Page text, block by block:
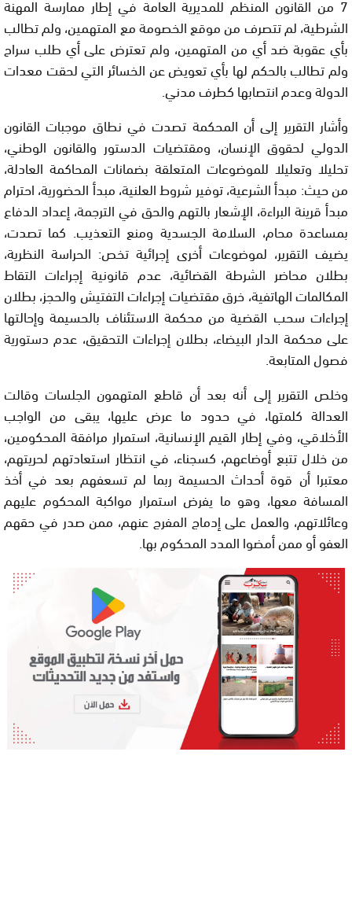
الشرطية، لم تتصرف من موقع الخصومة مع المتهمين، ولم تطالب
بأي عقوبة ضد أي من المتهمين، ولم تعترض على أي طلب سراح
ولم تطالب بالحكم لها بأي تعويض عن الخسائر التي لحقت معدات
الدولة وعدم انتصابها كطرف مدني.
وأشار التقرير إلى أن المحكمة تصدت في نطاق موجبات القانون
الدولي لحقوق الإنسان، ومقتضيات الدستور والقانون الوطني،
تحليلا وتعليلا للموضوعات المتعلقة بضمانات المحاكمة العادلة،
من حيث: مبدأ الشرعية، توفير شروط العلنية، مبدأ الحضورية، احترام
مبدأ قرينة البراءة، الإشعار بالتهم والحق في الترجمة، إعداد الدفاع
بمساعدة محام، السلامة الجسدية ومنع التعذيب. كما تصدت،
يضيف التقرير، لموضوعات أخرى إجرائية تخص: الحراسة النظرية،
بطلان محاضر الشرطة القضائية، عدم قانونية إجراءات التقاط
المكالمات الهاتفية، خرق مقتضيات إجراءات التفتيش والحجز، بطلان
إجراءات سحب القضية من محكمة الاستئناف بالحسيمة وإحالتها
على محكمة الدار البيضاء، بطلان إجراءات التحقيق، عدم دستورية
فصول المتابعة.
وخلص التقرير إلى أنه بعد أن قاطع المتهمون الجلسات وقالت
العدالة كلمتها، في حدود ما عرض عليها، يبقى من الواجب
الأخلاقي، وفي إطار القيم الإنسانية، استمرار مرافقة المحكومين،
من خلال تتبع أوضاعهم، كسجناء، في انتظار استعادتهم لحريتهم،
معتبرا أن قوة أحداث الحسيمة ربما لم تسعفهم بعد في أخذ
المسافة معها، وهو ما يفرض استمرار مواكبة المحكوم عليهم
وعائلاتهم، والعمل على إدماج المفرج عنهم، ممن صدر في حقهم
العفو أو ممن أمضوا المدد المحكوم بها.